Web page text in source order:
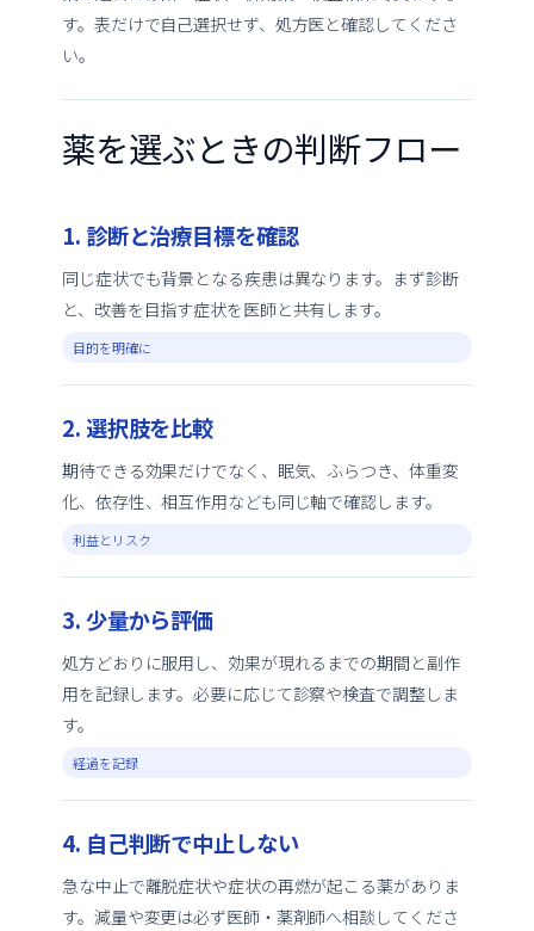
す。表だけで自己選択せず、処方医と確認してくださ
い。
薬を選ぶときの判断フロー
1. 診断と治療目標を確認
同じ症状でも背景となる疾患は異なります。まず診断
と、改善を目指す症状を医師と共有します。
目的を明確に
2. 選択肢を比較
期待できる効果だけでなく、眠気、ふらつき、体重変
化、依存性、相互作用なども同じ軸で確認します。
利益とリスク
3. 少量から評価
処方どおりに服用し、効果が現れるまでの期間と副作
用を記録します。必要に応じて診察や検査で調整しま
す。
経過を記録
4. 自己判断で中止しない
急な中止で離脱症状や症状の再燃が起こる薬がありま
す。減量や変更は必ず医師・薬剤師へ相談してくださ